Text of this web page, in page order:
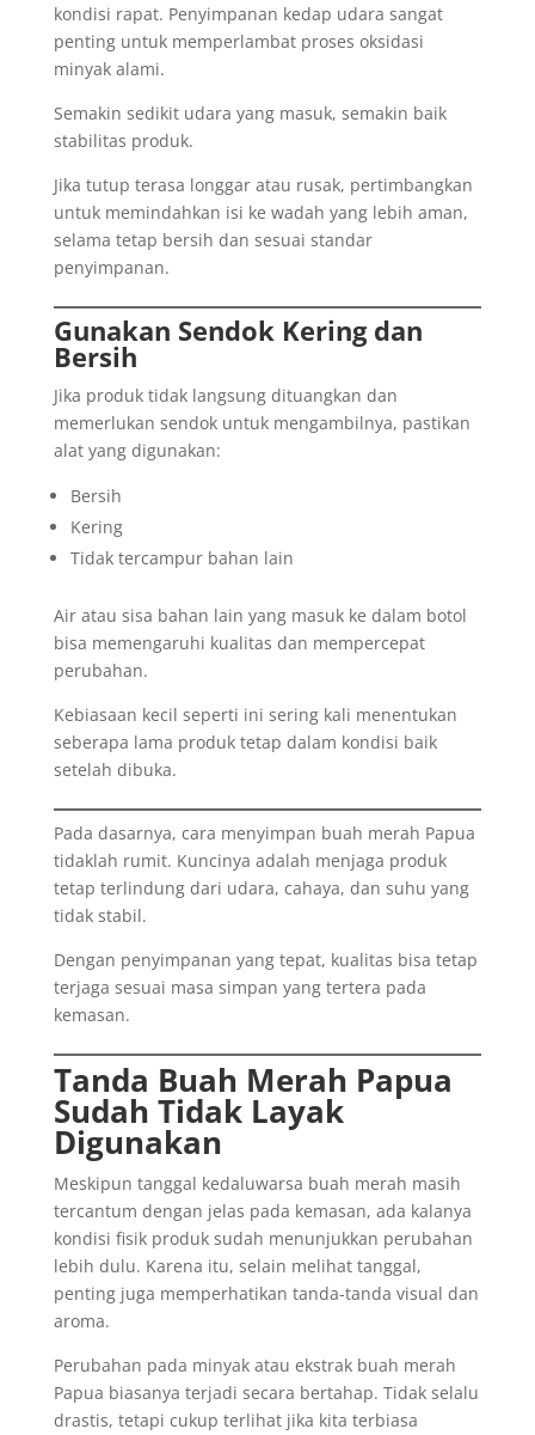
kondisi rapat. Penyimpanan kedap udara sangat
penting untuk memperlambat proses oksidasi
minyak alami.
Semakin sedikit udara yang masuk, semakin baik
stabilitas produk.
Jika tutup terasa longgar atau rusak, pertimbangkan
untuk memindahkan isi ke wadah yang lebih aman,
selama tetap bersih dan sesuai standar
penyimpanan.
Gunakan Sendok Kering dan
Bersih
Jika produk tidak langsung dituangkan dan
memerlukan sendok untuk mengambilnya, pastikan
alat yang digunakan:
Bersih
Kering
Tidak tercampur bahan lain
Air atau sisa bahan lain yang masuk ke dalam botol
bisa memengaruhi kualitas dan mempercepat
perubahan.
Kebiasaan kecil seperti ini sering kali menentukan
seberapa lama produk tetap dalam kondisi baik
setelah dibuka.
Pada dasarnya, cara menyimpan buah merah Papua
tidaklah rumit. Kuncinya adalah menjaga produk
tetap terlindung dari udara, cahaya, dan suhu yang
tidak stabil.
Dengan penyimpanan yang tepat, kualitas bisa tetap
terjaga sesuai masa simpan yang tertera pada
kemasan.
Tanda Buah Merah Papua
Sudah Tidak Layak
Digunakan
Meskipun tanggal kedaluwarsa buah merah masih
tercantum dengan jelas pada kemasan, ada kalanya
kondisi fisik produk sudah menunjukkan perubahan
lebih dulu. Karena itu, selain melihat tanggal,
penting juga memperhatikan tanda-tanda visual dan
aroma.
Perubahan pada minyak atau ekstrak buah merah
Papua biasanya terjadi secara bertahap. Tidak selalu
drastis, tetapi cukup terlihat jika kita terbiasa